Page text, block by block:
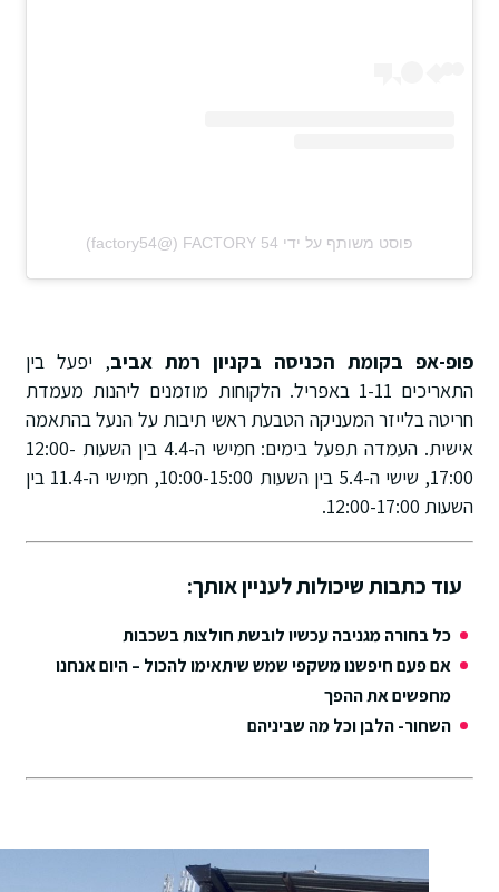
פוסט משותף על ידי ‏‎FACTORY 54‎‏ (@‏‎factory54‎‏)
פופ-אפ בקומת הכניסה בקניון רמת אביב, יפעל בין
התאריכים 1-11 באפריל. הלקוחות מוזמנים ליהנות מעמדת
חריטה בלייזר המעניקה הטבעת ראשי תיבות על הנעל בהתאמה
אישית. העמדה תפעל בימים: חמישי ה-4.4 בין השעות 12:00-
17:00, שישי ה-5.4 בין השעות 10:00-15:00, חמישי ה-11.4 בין
השעות 12:00-17:00.
עוד כתבות שיכולות לעניין אותך:
כל בחורה מגניבה עכשיו לובשת חולצות בשכבות
אם פעם חיפשנו משקפי שמש שיתאימו להכול – היום אנחנו
מחפשים את ההפך
השחור- הלבן וכל מה שביניהם